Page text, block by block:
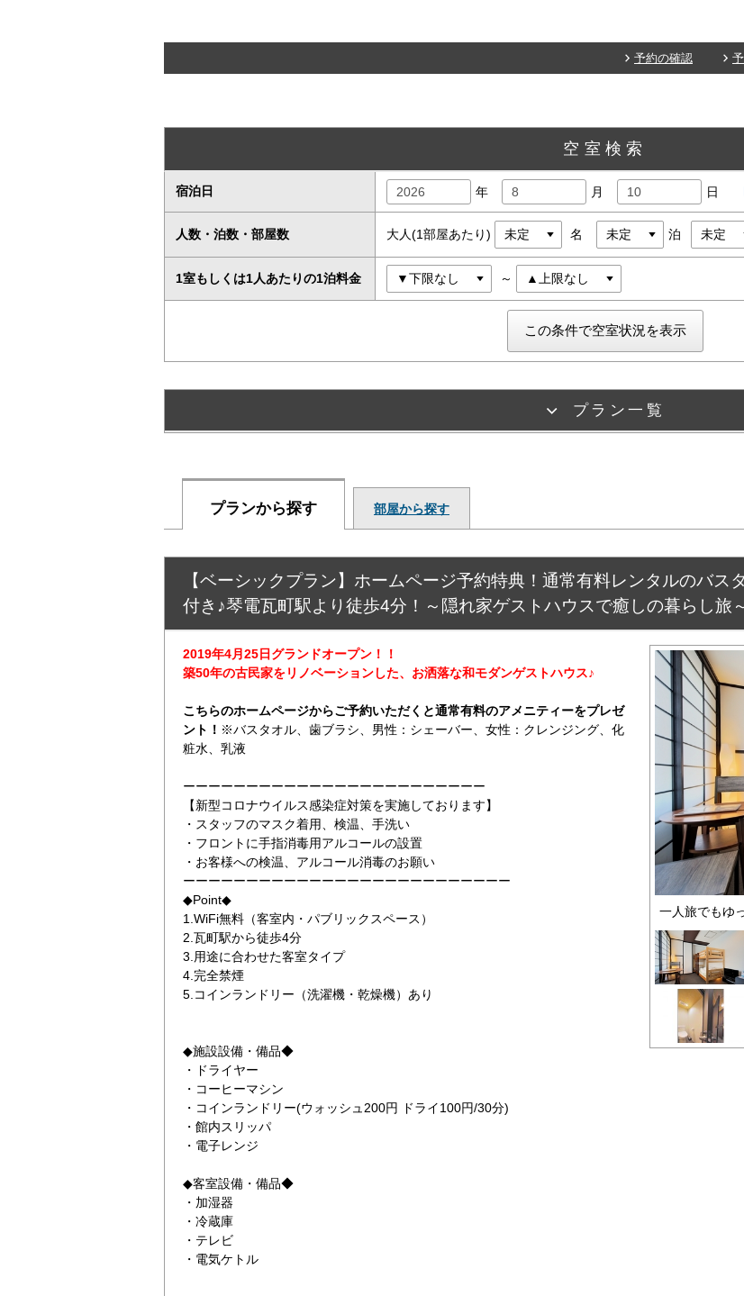
予約の確認
空室検索
宿泊日 年 月 日
人数・泊数・部屋数 大人(1部屋あたり) 名 泊
1室もしくは1人あたりの1泊料金 ～
プラン一覧
プランから探す 部屋から探す
【ベーシックプラン】ホームページ予約特典！通常有料レンタルのバス
付き♪琴電瓦町駅より徒歩4分！～隠れ家ゲストハウスで癒しの暮らし旅
2019年4月25日グランドオープン！！
築50年の古民家をリノベーションした、お洒落な和モダンゲストハウス♪
こちらのホームページからご予約いただくと通常有料のアメニティーをプレゼ
ント！ ※バスタオル、歯ブラシ、男性：シェーバー、女性：クレンジング、化
粧水、乳液
ーーーーーーーーーーーーーーーーーーーーーーーー
【新型コロナウイルス感染症対策を実施しております】
・スタッフのマスク着用、検温、手洗い
・フロントに手指消毒用アルコールの設置
・お客様への検温、アルコール消毒のお願い
ーーーーーーーーーーーーーーーーーーーーーーーーーー
◆Point◆
1.WiFi無料（客室内・パブリックスペース）
2.瓦町駅から徒歩4分
3.用途に合わせた客室タイプ
4.完全禁煙
5.コインランドリー（洗濯機・乾燥機）あり
◆施設設備・備品◆
・ドライヤー
・コーヒーマシン
・コインランドリー(ウォッシュ200円 ドライ100円/30分)
・館内スリッパ
・電子レンジ
◆客室設備・備品◆
・加湿器
・冷蔵庫
・テレビ
・電気ケトル
一人旅でもゆ